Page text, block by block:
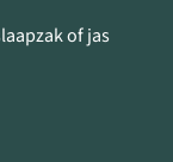
of jas